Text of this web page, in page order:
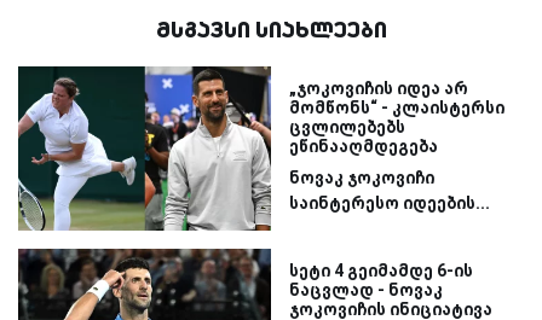
მსგავსი სიახლეები
„ჯოკოვიჩის იდეა არ
მომწონს“ - კლაისტერსი
ცვლილებებს
ეწინააღმდეგება
ნოვაკ ჯოკოვიჩი
საინტერესო იდეების...
სეტი 4 გეიმამდე 6-ის
ნაცვლად - ნოვაკ
ჯოკოვიჩის ინიციატივა